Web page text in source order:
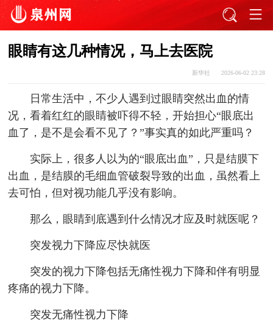
眼睛有这几种情况，马上去医院
新华社 2026-06-02 23:28
日常生活中，不少人遇到过眼睛突然出血的情
况，看着红红的眼睛被吓得不轻，开始担心“眼底出
血了，是不是会看不见了？”事实真的如此严重吗？
实际上，很多人以为的“眼底出血”，只是结膜下
出血，是结膜的毛细血管破裂导致的出血，虽然看上
去可怕，但对视功能几乎没有影响。
那么，眼睛到底遇到什么情况才应及时就医呢？
突发视力下降应尽快就医
突发的视力下降包括无痛性视力下降和伴有明显
疼痛的视力下降。
突发无痛性视力下降